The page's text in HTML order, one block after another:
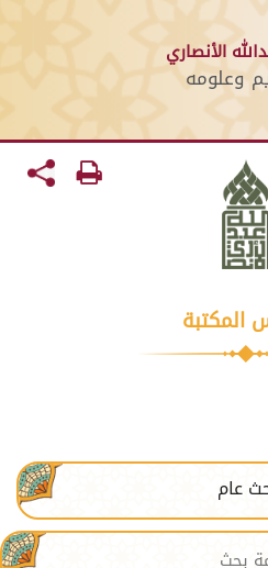
الأنصاري
وعلومه
المكتبة
عام